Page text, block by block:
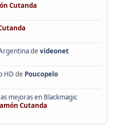
Cutanda
de videonet
HD de Poucopelo
mejoras en Blackmagic
Cutanda